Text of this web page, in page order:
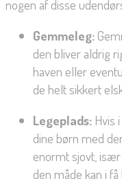
nogen af disse
Gemmeleg:
den bliver aldrig
haven eller
de helt sikkert
Legeplads: Hvis
dine børn med
enormt sjovt,
den måde kan i